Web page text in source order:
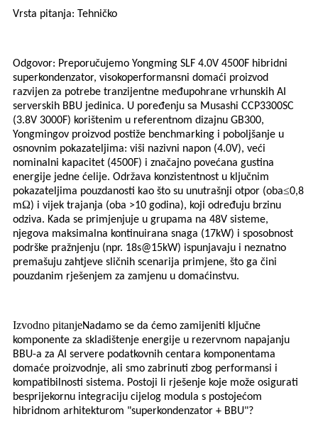
Vrsta pitanja: Tehničko
Odgovor: Preporučujemo Yongming SLF 4.0V 4500F hibridni
superkondenzator, visokoperformansni domaći proizvod
razvijen za potrebe tranzijentne međupohrane vrhunskih AI
serverskih BBU jedinica. U poređenju sa Musashi CCP3300SC
(3.8V 3000F) korištenim u referentnom dizajnu GB300,
Yongmingov proizvod postiže benchmarking i poboljšanje u
osnovnim pokazateljima: viši nazivni napon (4.0V), veći
nominalni kapacitet (4500F) i značajno povećana gustina
energije jedne ćelije. Održava konzistentnost u ključnim
pokazateljima pouzdanosti kao što su unutrašnji otpor (oba≤0,8
mΩ) i vijek trajanja (oba >10 godina), koji određuju brzinu
odziva. Kada se primjenjuje u grupama na 48V sisteme,
njegova maksimalna kontinuirana snaga (17kW) i sposobnost
podrške pražnjenju (npr. 18s@15kW) ispunjavaju i neznatno
premašuju zahtjeve sličnih scenarija primjene, što ga čini
pouzdanim rješenjem za zamjenu u domaćinstvu.
Izvodno pitanjeNadamo se da ćemo zamijeniti ključne
komponente za skladištenje energije u rezervnom napajanju
BBU-a za AI servere podatkovnih centara komponentama
domaće proizvodnje, ali smo zabrinuti zbog performansi i
kompatibilnosti sistema. Postoji li rješenje koje može osigurati
besprijekornu integraciju cijelog modula s postojećom
hibridnom arhitekturom "superkondenzator + BBU"?